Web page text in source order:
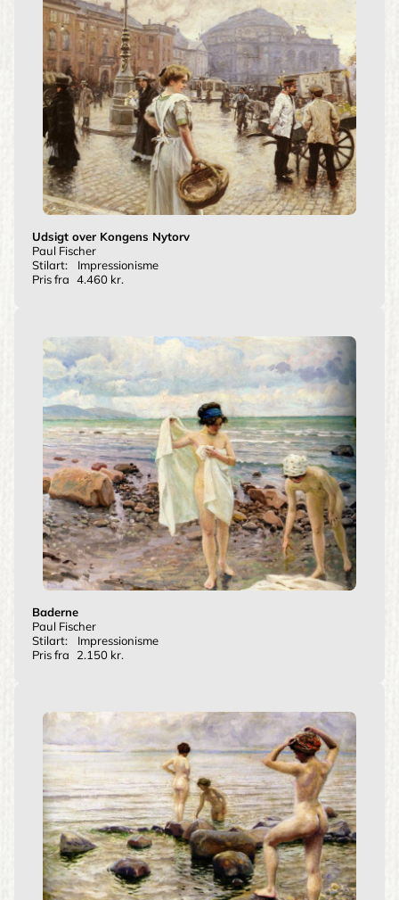
Udsigt over Kongens Nytorv
Paul Fischer
Stilart:
Impressionisme
Pris fra 4.460 kr.
Baderne
Paul Fischer
Stilart:
Impressionisme
Pris fra
2.150 kr.